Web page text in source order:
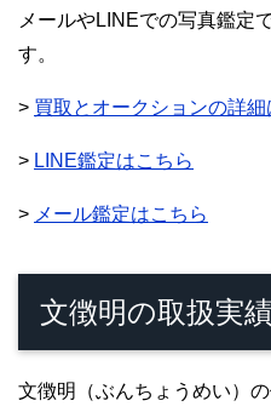
メールやLINEでの写真鑑定
す。
> 買取とオークションの詳細
> LINE鑑定はこちら
> メール鑑定はこちら
文徴明の取扱実
文徴明（ぶんちょうめい）